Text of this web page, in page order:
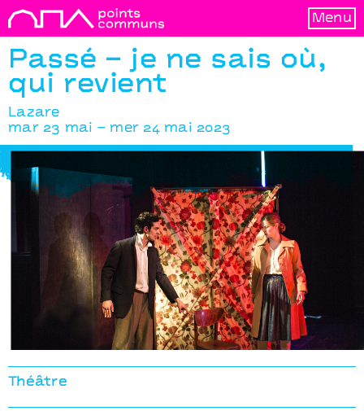
Menu
Passé – je ne sais où,
qui revient
Lazare
mar 23 mai – mer 24 mai 2023
Passé – je ne sais où, qui revient
Lazare
Théâtre